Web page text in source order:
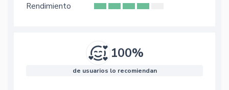
Rendimiento
100%
de usuarios lo recomiendan